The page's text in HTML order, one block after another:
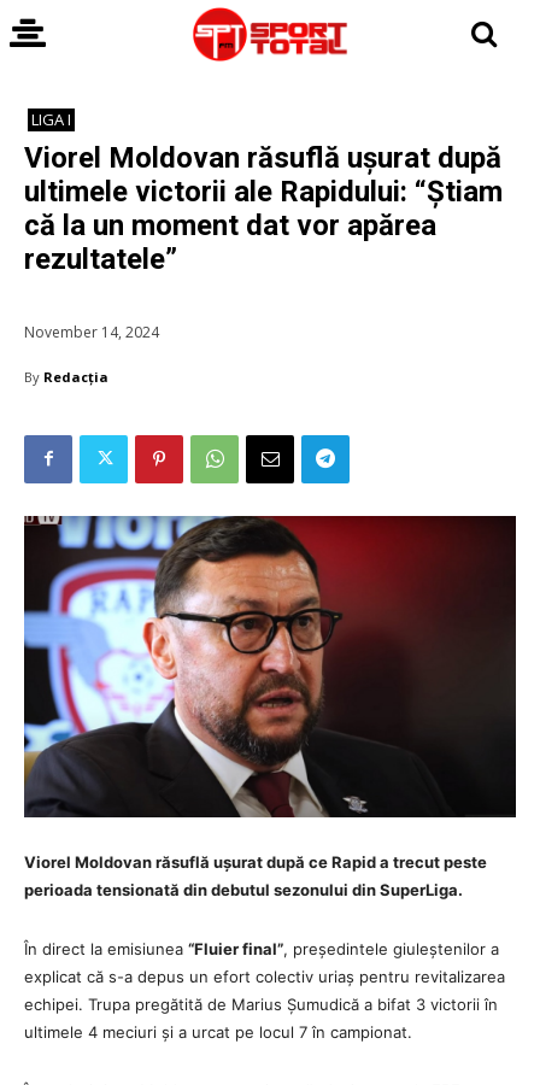
LIGA I
Viorel Moldovan răsuflă ușurat după
ultimele victorii ale Rapidului: “Știam
că la un moment dat vor apărea
rezultatele”
November 14, 2024
By Redacția
Viorel Moldovan răsuflă ușurat după ce Rapid a trecut peste
perioada tensionată din debutul sezonului din SuperLiga.
În direct la emisiunea “Fluier final”, președintele giuleștenilor a
explicat că s-a depus un efort colectiv uriaș pentru revitalizarea
echipei. Trupa pregătită de Marius Șumudică a bifat 3 victorii în
ultimele 4 meciuri și a urcat pe locul 7 în campionat.